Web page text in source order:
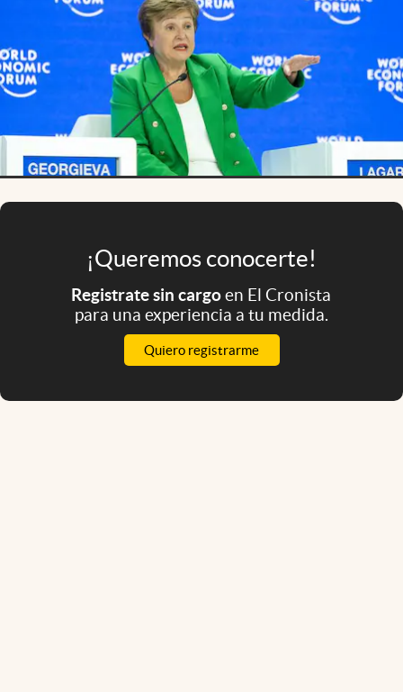
Mundial 2026
Eventos Corporativos
El Cronista Studio
abre en nueva pestaña
Argentina
¡Queremos conocerte!
Registrate sin cargoen El Cronista
para una experiencia a tu medida.
Quiero registrarme